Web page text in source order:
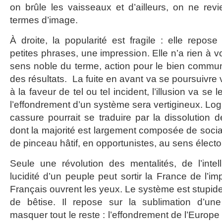
on brûle les vaisseaux et d’ailleurs, on ne
termes d’image.
À droite, la popularité est fragile : elle
petites phrases, une impression. Elle n’a rien à
sens noble du terme, action pour le bien
des résultats. La fuite en avant va se poursuivre
à la faveur de tel ou tel incident, l’illusion va se
l’effondrement d’un système sera vertigineux.
cassure pourrait se traduire par la dissolution
dont la majorité est largement composée de
de pinceau hâtif, en opportunistes, au sens
Seule une révolution des mentalités, de
lucidité d’un peuple peut sortir la France de
Français ouvrent les yeux. Le système est
de bêtise. Il repose sur la sublimation
masquer tout le reste : l’effondrement de